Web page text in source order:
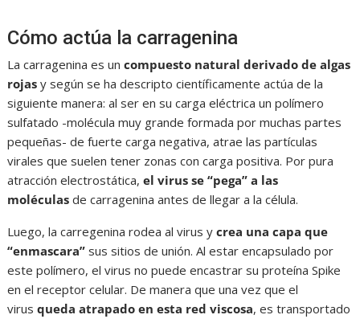
Cómo actúa la carragenina
La carragenina es uncompuesto natural derivado de algas
rojas y según se ha descripto científicamente actúa de la
siguiente manera: al ser en su carga eléctrica un polímero
sulfatado -molécula muy grande formada por muchas partes
pequeñas- de fuerte carga negativa, atrae las partículas
virales que suelen tener zonas con carga positiva. Por pura
atracción electrostática,el virus se “pega” a las
moléculas de carragenina antes de llegar a la célula.
Luego, la carregenina rodea al virus ycrea una capa que
“enmascara”sus sitios de unión. Al estar encapsulado por
este polímero, el virus no puede encastrar su proteína Spike
en el receptor celular. De manera que una vez que el
virusqueda atrapado en esta red viscosa, es transportado